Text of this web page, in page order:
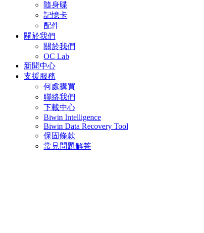
隨身碟
記憶卡
配件
關於我們
關於我們
OC Lab
新聞中心
支援服務
何處購買
聯絡我們
下載中心
Biwin Intelligence
Biwin Data Recovery Tool
保固條款
常見問題解答